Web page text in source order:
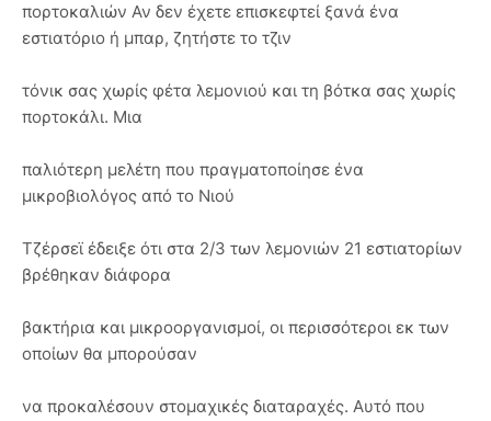
πορτοκαλιών Αν δεν έχετε επισκεφτεί ξανά ένα
εστιατόριο ή μπαρ, ζητήστε το τζιν
τόνικ σας χωρίς φέτα λεμονιού και τη βότκα σας χωρίς
πορτοκάλι. Μια
παλιότερη μελέτη που πραγματοποίησε ένα
μικροβιολόγος από το Νιού
Τζέρσεϊ έδειξε ότι στα 2/3 των λεμονιών 21 εστιατορίων
βρέθηκαν διάφορα
βακτήρια και μικροοργανισμοί, οι περισσότεροι εκ των
οποίων θα μπορούσαν
να προκαλέσουν στομαχικές διαταραχές. Αυτό που